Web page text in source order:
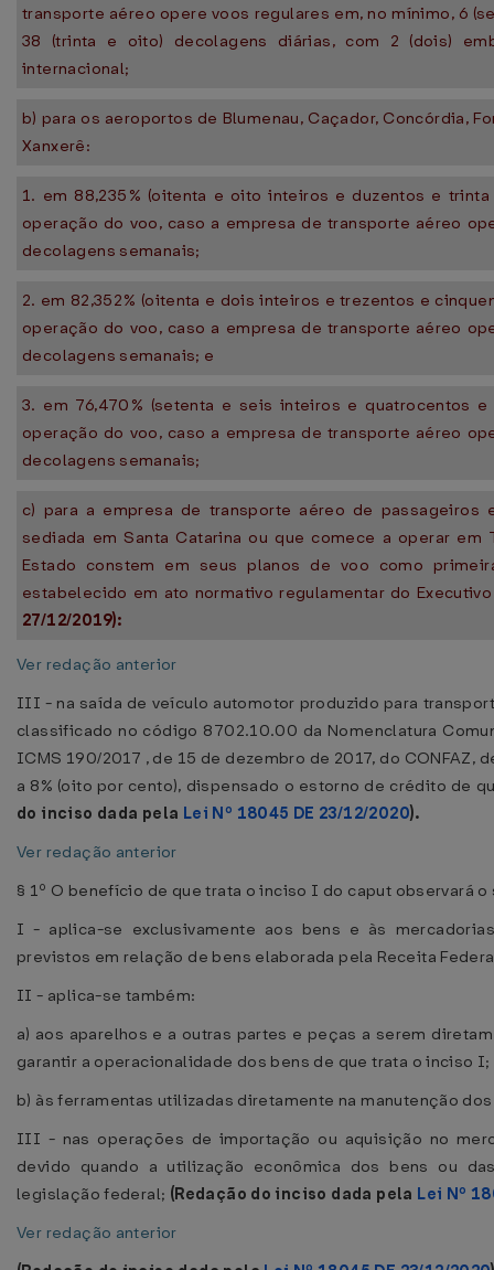
transporte aéreo opere voos regulares em, no mínimo, 6
38 (trinta e oito) decolagens diárias, com 2 (dois)
internacional;
b) para os aeroportos de Blumenau, Caçador, Concórdia,
Xanxerê:
1. em 88,235% (oitenta e oito inteiros e duzentos e
operação do voo, caso a empresa de transporte aéreo
decolagens semanais;
2. em 82,352% (oitenta e dois inteiros e trezentos e
operação do voo, caso a empresa de transporte aéreo
decolagens semanais; e
3. em 76,470% (setenta e seis inteiros e quatrocentos
operação do voo, caso a empresa de transporte aéreo
decolagens semanais;
c) para a empresa de transporte aéreo de
sediada em Santa Catarina ou que comece a operar
Estado constem em seus planos de voo como
estabelecido em ato normativo regulamentar do
27/12/2019):
Ver redação anterior
III - na saída de veículo automotor produzido para
classificado no código 8702.10.00 da Nomenclatura
ICMS 190/2017 , de 15 de dezembro de 2017, do
a 8% (oito por cento), dispensado o estorno de crédito de
do inciso dada pela Lei Nº 18045 DE 23/12/2020).
Ver redação anterior
§ 1º O benefício de que trata o inciso I do caput observará
I - aplica-se exclusivamente aos bens e às
previstos em relação de bens elaborada pela Receita
II - aplica-se também:
a) aos aparelhos e a outras partes e peças a serem
garantir a operacionalidade dos bens de que trata o inciso I;
b) às ferramentas utilizadas diretamente na manutenção
III - nas operações de importação ou aquisição no
devido quando a utilização econômica dos bens ou
legislação federal; (Redação do inciso dada pela Lei Nº
Ver redação anterior